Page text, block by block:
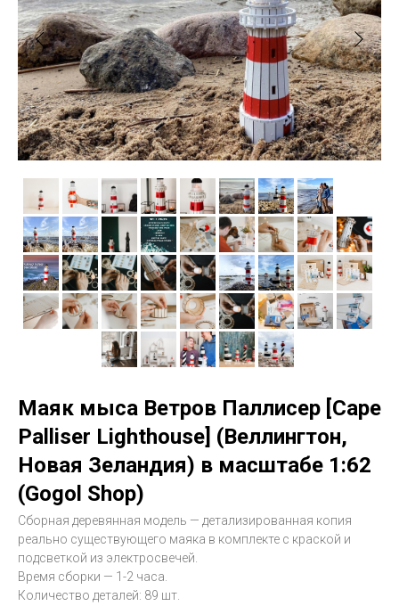
Маяк мыса Ветров Паллисер [Cape
Palliser Lighthouse] (Веллингтон,
Новая Зеландия) в масштабе 1:62
(Gogol Shop)
Сборная деревянная модель — детализированная копия
реально существующего маяка в комплекте с краской и
подсветкой из электросвечей.
Время сборки — 1-2 часа.
Количество деталей: 89 шт.